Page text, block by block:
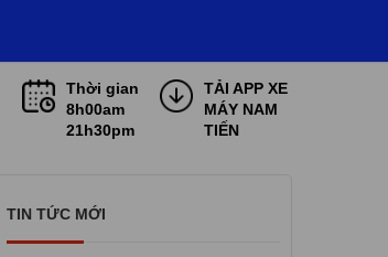
Thời gian
8h00am
21h30pm
TẢI APP XE
MÁY NAM
TIẾN
TIN TỨC MỚI